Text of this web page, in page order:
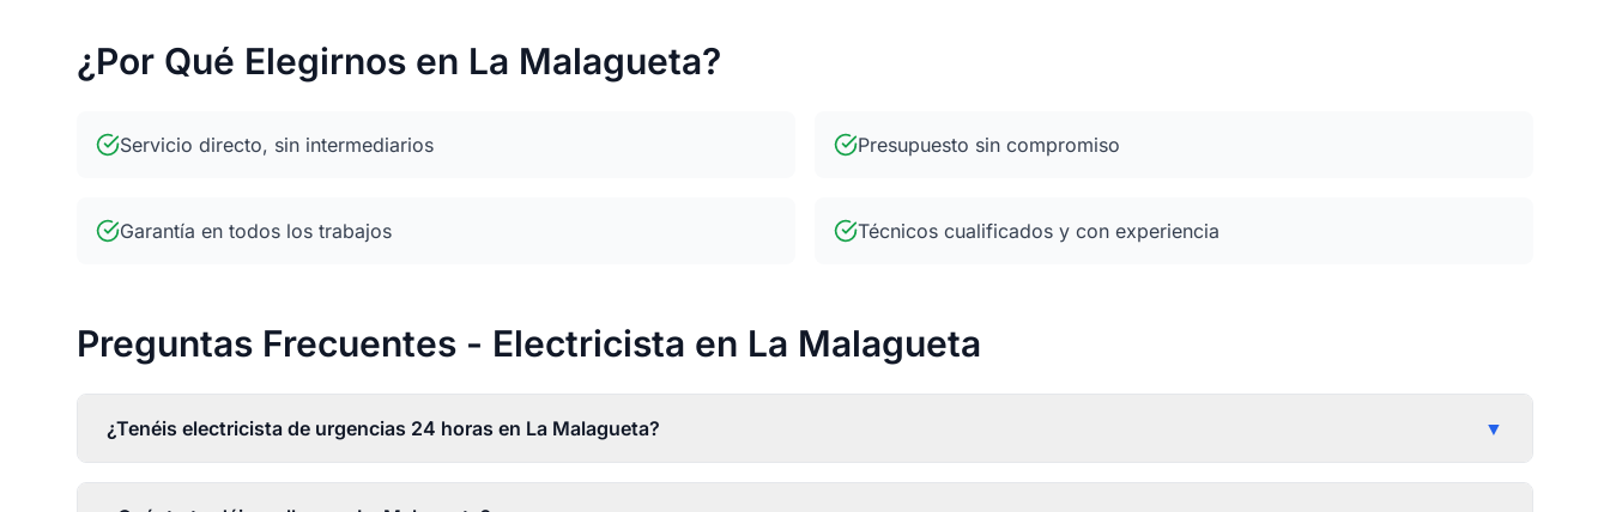
¿Por Qué Elegirnos en La Malagueta?
Servicio directo, sin intermediarios Presupuesto sin compromiso
Garantía en todos los trabajos Técnicos cualificados y con experiencia
Preguntas Frecuentes - Electricista en La Malagueta
¿Tenéis electricista de urgencias 24 horas en La Malagueta? ▼